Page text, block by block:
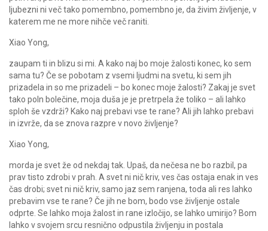
ljubezni ni več tako pomembno, pomembno je, da živim življenje, v
katerem me ne more nihče več raniti.
Xiao Yong,
zaupam ti in blizu si mi. A kako naj bo moje žalosti konec, ko sem
sama tu? Če se pobotam z vsemi ljudmi na svetu, ki sem jih
prizadela in so me prizadeli – bo konec moje žalosti? Zakaj je svet
tako poln bolečine, moja duša je je pretrpela že toliko – ali lahko
sploh še vzdrži? Kako naj prebavi vse te rane? Ali jih lahko prebavi
in izvrže, da se znova razpre v novo življenje?
Xiao Yong,
morda je svet že od nekdaj tak. Upaš, da nečesa ne bo razbil, pa
prav tisto zdrobi v prah. A svet ni nič kriv, ves čas ostaja enak in ves
čas drobi; svet ni nič kriv, samo jaz sem ranjena, toda ali res lahko
prebavim vse te rane? Če jih ne bom, bodo vse življenje ostale
odprte. Se lahko moja žalost in rane izločijo, se lahko umirijo? Bom
lahko v svojem srcu resnično odpustila življenju in postala